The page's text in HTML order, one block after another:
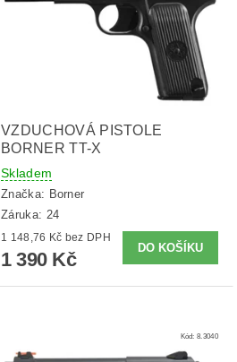
VZDUCHOVÁ PISTOLE
BORNER TT-X
Skladem
Značka: Borner
Záruka: 24
1 148,76 Kč bez DPH
1 390 Kč
Kód:8.3040